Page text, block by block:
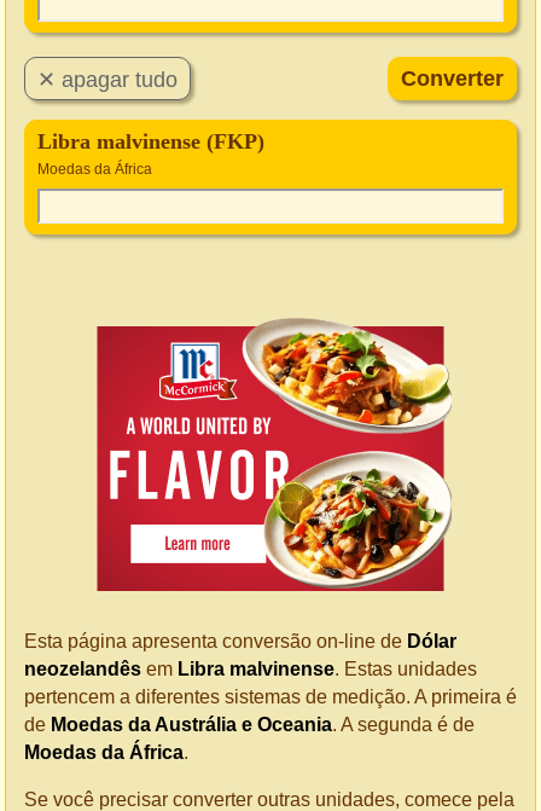
Libra malvinense (FKP)
Moedas da África
Esta página apresenta conversão on-line de Dólar
neozelandês em Libra malvinense. Estas unidades
pertencem a diferentes sistemas de medição. A primeira é
de Moedas da Austrália e Oceania. A segunda é de
Moedas da África.
Se você precisar converter outras unidades, comece pela